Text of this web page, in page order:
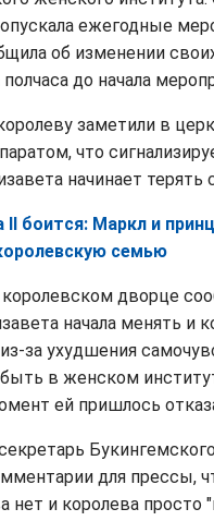
ежегодные
об изменении
до начала
заметили в
что
начинает терять
II боится: Маркл и
семью
дворце
начала менять и
за ухудшения
быть в женском
ей пришлось
для прессы,
нет и королева просто